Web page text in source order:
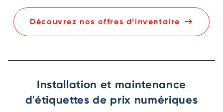
Découvrez nos offres d’inventaire
Installation et maintenance
d'étiquettes de prix numériques